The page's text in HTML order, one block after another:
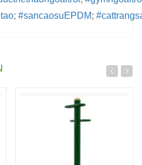
; #sancaosuEPDM;